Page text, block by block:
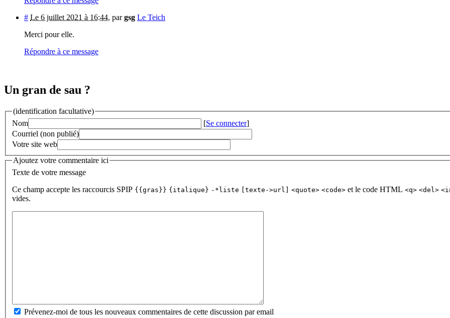
# Le 6 juillet 2021 à 16:44, pargsg Le Teich
Merci pour elle.
Répondre à ce message
Un gran de sau ?
(identification facultative)
Nom
[Se connecter]
Courriel (non publié)
Votre site web
Ajoutez votre commentaire ici
Texte de votre message
Ce champ accepte les raccourcis SPIP {{gras}} {italique} -*liste [texte->url] <quote> <code> et le code HTML <q> <del>
vides.
Prévenez-moi de tous les nouveaux commentaires de cette discussion par email